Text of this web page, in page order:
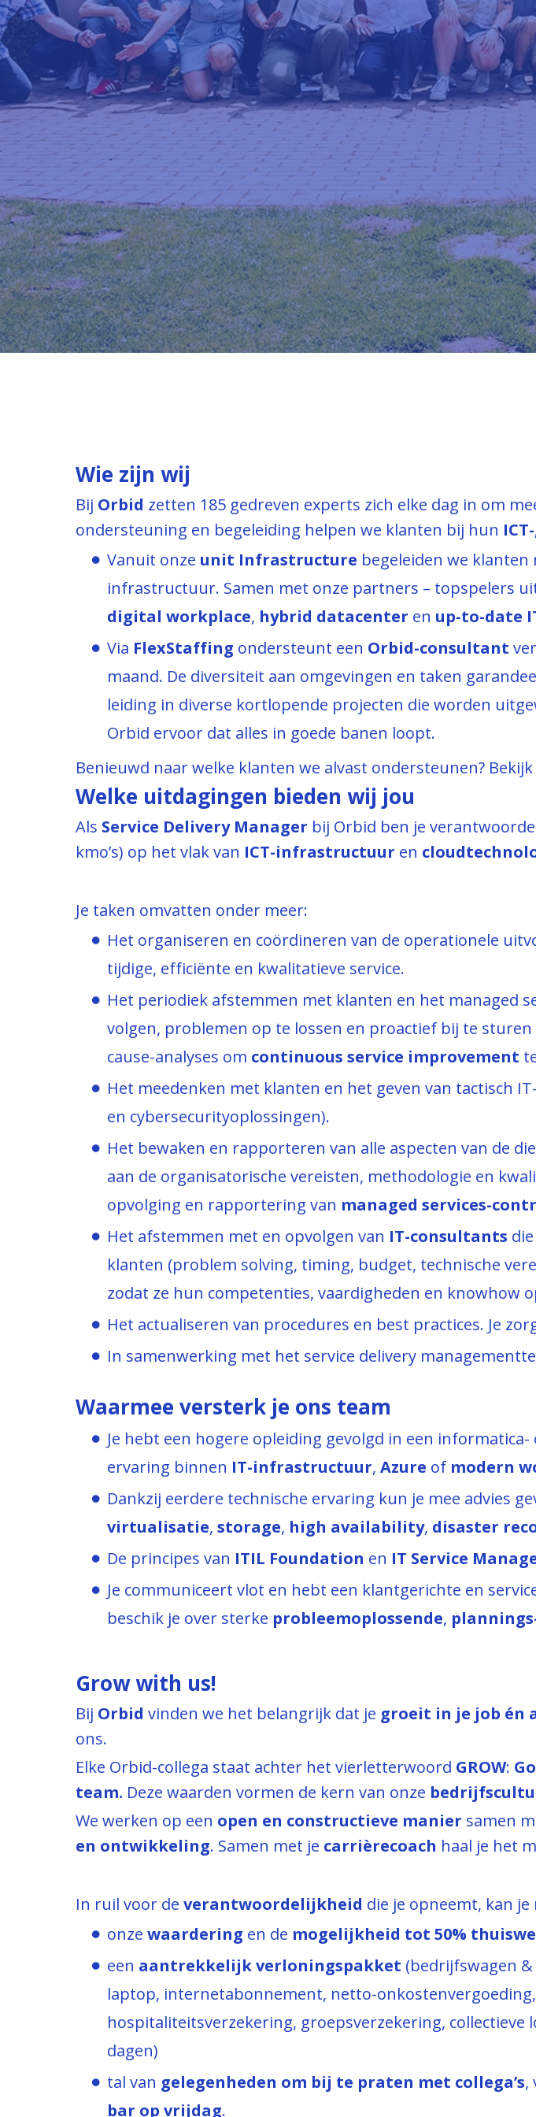
Wie zijn wij
Bij Orbid zetten 185 gedreven experts zich elke dag in om
ondersteuning en begeleiding helpen we klanten bij hun
Vanuit onze unit Infrastructure begeleiden we
infrastructuur. Samen met onze partners – topspelers
digital workplace, hybrid datacenter en up-to-date
Via FlexStaffing ondersteunt een Orbid-consultant
maand. De diversiteit aan omgevingen en taken
leiding in diverse kortlopende projecten die worden
Orbid ervoor dat alles in goede banen loopt.
Benieuwd naar welke klanten we alvast ondersteunen? Bekijk
Welke uitdagingen bieden wij jou
Als Service Delivery Manager bij Orbid ben je
kmo’s) op het vlak van ICT-infrastructuur en
Je taken omvatten onder meer:
Het organiseren en coördineren van de operationele
tijdige, efficiënte en kwalitatieve service.
Het periodiek afstemmen met klanten en het managed
volgen, problemen op te lossen en proactief bij te
cause-analyses om continuous service improvement
Het meedenken met klanten en het geven van tactisch
en cybersecurityoplossingen).
Het bewaken en rapporteren van alle aspecten van de
aan de organisatorische vereisten, methodologie en
opvolging en rapportering van managed services-
Het afstemmen met en opvolgen van IT-consultants
klanten (problem solving, timing, budget, technische
zodat ze hun competenties, vaardigheden en
Het actualiseren van procedures en best practices. Je
In samenwerking met het service delivery
Waarmee versterk je ons team
Je hebt een hogere opleiding gevolgd in een
ervaring binnen IT-infrastructuur, Azure of modern
Dankzij eerdere technische ervaring kun je mee advies
virtualisatie, storage, high availability, disaster
De principes van ITIL Foundation en IT Service
Je communiceert vlot en hebt een klantgerichte en
beschik je over sterke probleemoplossende,
Grow with us!
Bij Orbid vinden we het belangrijk dat je groeit in je job én
ons.
Elke Orbid-collega staat achter het vierletterwoord GROW:
team. Deze waarden vormen de kern van onze
We werken op een open en constructieve manier samen
en ontwikkeling. Samen met je carrièrecoach haal je het
In ruil voor de verantwoordelijkheid die je opneemt, kan je
onze waardering en de mogelijkheid tot 50%
een aantrekkelijk verloningspakket (bedrijfswagen
laptop, internetabonnement, netto-onkostenvergoeding,
hospitaliteitsverzekering, groepsverzekering, collectieve
dagen)
tal van gelegenheden om bij te praten met collega’s,
bar op vrijdag.